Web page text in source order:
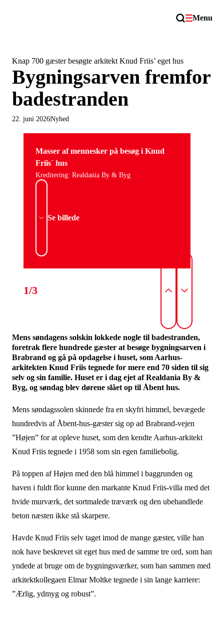
Menu
Knap 700 gæster besøgte arkitekt Knud Friis’ eget hus
Bygningsarven fremfor
badestranden
Nyhed
22. juni 2026
Masser af mennesker på besøg i Knud
Friis´ hus
Kreditering: Realdania By & Byg
Se billede
1/3
Mens søndagens solskin lokkede nogle til badestranden,
foretrak flere hundrede gæster at besøge bygningsarven i
Brabrand og gå på opdagelse i huset, som Aarhus-
arkitekten Knud Friis tegnede for mere end 70 siden til sig
selv og sin familie. Huset er i dag ejet af Realdania By &
Byg, og søndag blev dørene slået op til Åbent hus.
Mens søndagssolen skinnede fra en skyfri himmel, bevægede
hundredvis af Åbent-hus-gæster sig op ad Brabrand-vejen
”Højen” for at opleve huset, som den kendte Aarhus-arkitekt
Knud Friis tegnede i 1958 som sin egen familiebolig.
På toppen af Højen med den blå himmel i baggrunden og
haven i fuldt flor kunne den markante Knud Friis-villa med det
hvide murværk, det sortmalede træværk og den ubehandlede
beton næsten ikke stå skarpere.
Havde Knud Friis selv taget imod de mange gæster, ville han
nok have beskrevet sit eget hus med de samme tre ord, som han
yndede at bruge om de bygningsværker, som han sammen med
arkitektkollegaen Elmar Moltke tegnede i sin lange karriere:
”Ærlig, ydmyg og robust”.